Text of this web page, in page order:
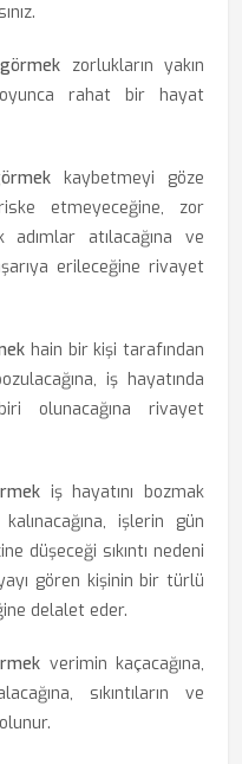
zorlukların yakın
rahat bir hayat
kaybetmeyi göze
etmeyeceğine, zor
adımlar atılacağına ve
erileceğine rivayet
hain bir kişi tarafından
iş hayatında
olunacağına rivayet
iş hayatını bozmak
işlerin gün
düşeceği sıkıntı nedeni
gören kişinin bir türlü
delalet eder.
verimin kaçacağına,
sıkıntıların ve